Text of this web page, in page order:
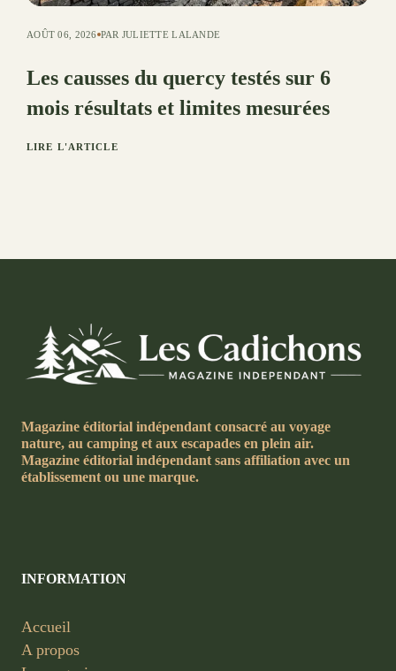
AOÛT 06, 2026 PAR JULIETTE LALANDE
Les causses du quercy testés sur 6
mois résultats et limites mesurées
LIRE L'ARTICLE
Magazine éditorial indépendant consacré au voyage
nature, au camping et aux escapades en plein air.
Magazine éditorial indépendant sans affiliation avec un
établissement ou une marque.
INFORMATION
Accueil
A propos